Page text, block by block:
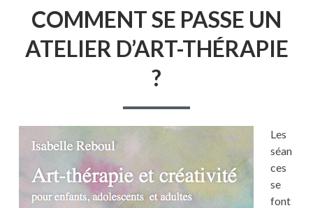
SE
PASSE
UN
ATELIER
COMMENT SE PASSE UN
ATELIER D’ART-THÉRAPIE
?
Les
séan
ces
se
font